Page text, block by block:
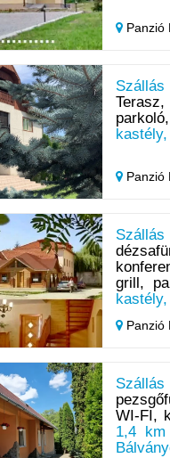
Panzió
Panzió
grill,
Panzió
WI-FI,
1,4